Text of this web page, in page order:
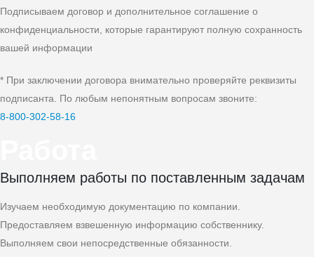
Подписываем договор и дополнительное соглашение о
конфиденциальности, которые гарантируют полную сохранность
вашей информации
* При заключении договора внимательно проверяйте реквизиты
подписанта. По любым непонятным вопросам звоните:
8‑800‑302‑58‑16
Выполняем работы по поставленным задачам
Изучаем необходимую документацию по компании.
Предоставляем взвешенную информацию собственнику.
Выполняем свои непосредственные обязанности.